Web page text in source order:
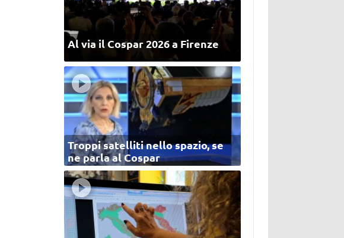
Al via il Cospar 2026 a Firenze
Troppi satelliti nello spazio, se
ne parla al Cospar